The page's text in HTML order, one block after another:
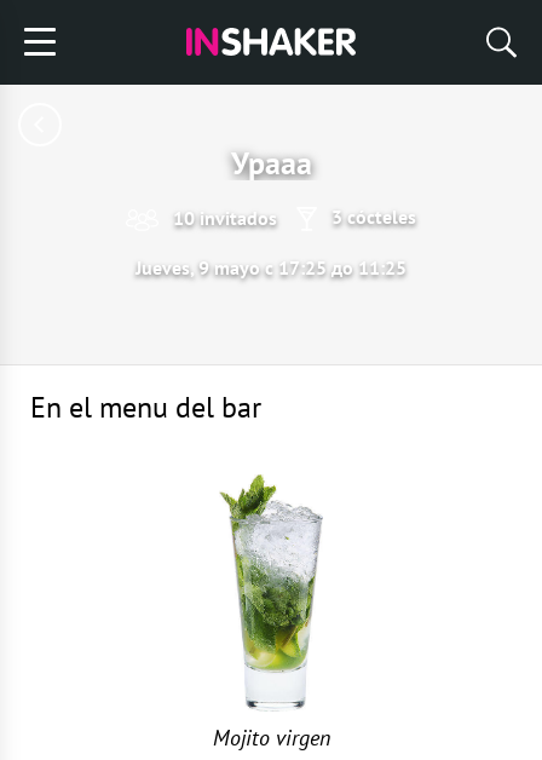
Урааа
10 invitados 3 cócteles
Jueves, 9 mayo с 17:25 до 11:25
En el menu del bar
Mojito virgen